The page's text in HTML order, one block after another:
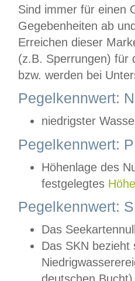
Sind immer für einen
Gegebenheiten ab
Erreichen dieser
(z.B. Sperrungen) für
bzw. werden bei
Pegelkennwert:
niedrigster
Pegelkennwert:
Höhenlage des
festgelegtes
Pegelkennwert:
Das
Das SKN